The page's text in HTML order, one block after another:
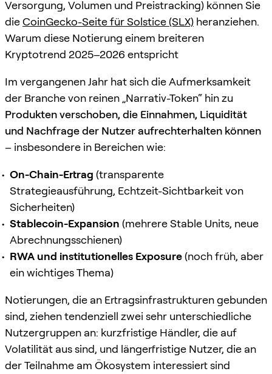
Versorgung, Volumen und Preistracking) können Sie
dieCoinGecko-Seite für Solstice (SLX) heranziehen.
Warum diese Notierung einem breiteren
Kryptotrend 2025–2026 entspricht
Im vergangenen Jahr hat sich die Aufmerksamkeit
der Branche von reinen „Narrativ-Token“ hin zu
Produkten verschoben, die Einnahmen, Liquidität
und Nachfrage der Nutzer aufrechterhalten können
– insbesondere in Bereichen wie:
On-Chain-Ertrag (transparente
Strategieausführung, Echtzeit-Sichtbarkeit von
Sicherheiten)
Stablecoin-Expansion (mehrere Stable Units, neue
Abrechnungsschienen)
RWA und institutionelles Exposure(noch früh, aber
ein wichtiges Thema)
Notierungen, die an Ertragsinfrastrukturen gebunden
sind, ziehen tendenziell zwei sehr unterschiedliche
Nutzergruppen an: kurzfristige Händler, die auf
Volatilität aus sind, und längerfristige Nutzer, die an
der Teilnahme am Ökosystem interessiert sind